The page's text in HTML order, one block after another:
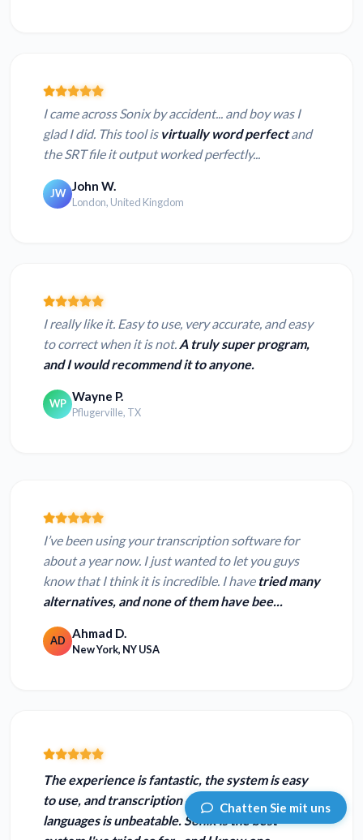
I came across Sonix by accident... and boy was I
glad I did. This tool is virtually word perfectand
the SRT file it output worked perfectly...
JW John W.
London, United Kingdom
I really like it. Easy to use, very accurate, and easy
to correct when it is not. A truly super program,
and I would recommend it to anyone.
WP Wayne P.
Pflugerville, TX
I’ve been using your transcription software for
about a year now. I just wanted to let you guys
know that I think it is incredible. I have tried many
alternatives, and none of them have bee...
AD Ahmad D.
New York, NY USA
The experience is fantastic, the system is easy
to use, and transcriptionquality in different
languages is unbeatable.Sonix is the best
Chatten Sie mit uns